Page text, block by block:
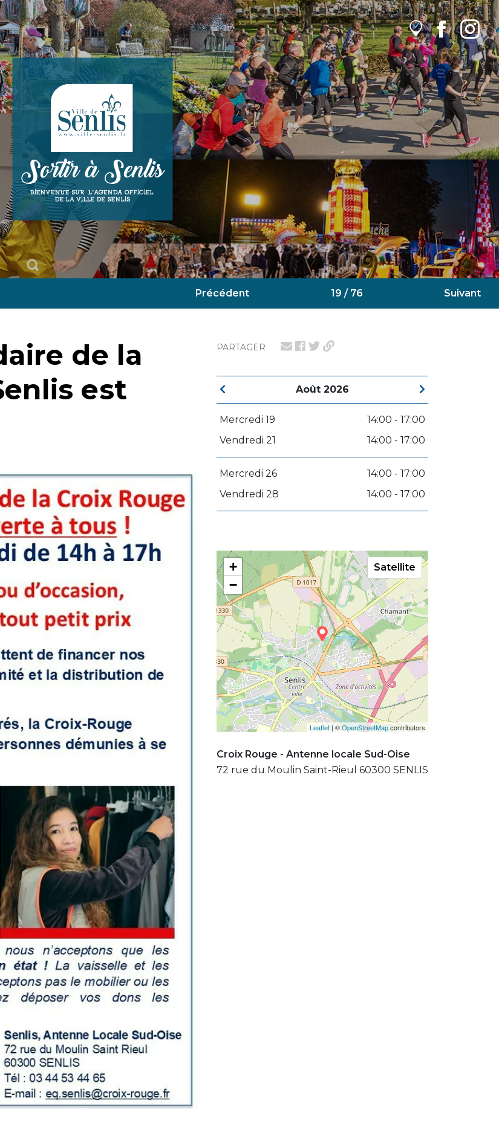
Précédent 19 / 76 Suivant
PARTAGER
Août 2026
Mercredi 19
14:00 - 17:00
Vendredi 21
14:00 - 17:00
Mercredi 26
14:00 - 17:00
Vendredi 28
14:00 - 17:00
+
−
Leaflet| ©OpenStreetMapcontributors
Satellite
Croix Rouge - Antenne locale Sud-Oise
72 rue du Moulin Saint-Rieul 60300 SENLIS
de la
est